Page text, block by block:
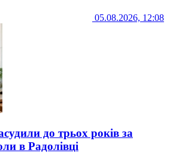
05.08.2026, 12:08
до трьох років за
в Радолівці